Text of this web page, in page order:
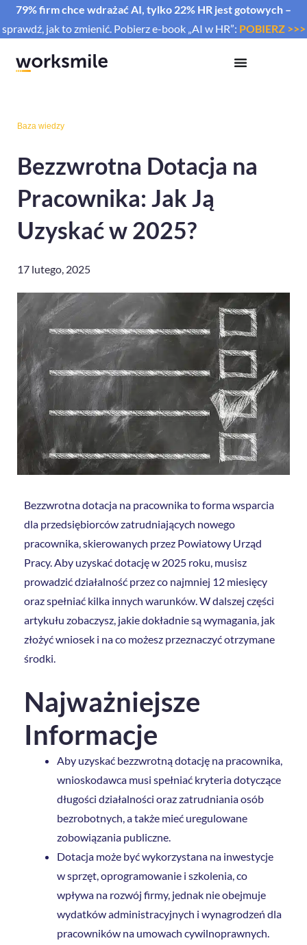
79% firm chce wdrażać AI, tylko 22% HR jest gotowych –
sprawdź, jak to zmienić. Pobierz e-book „AI w HR”: POBIERZ >>>
Baza wiedzy
Bezzwrotna Dotacja na
Pracownika: Jak Ją
Uzyskać w 2025?
17 lutego, 2025
Bezzwrotna dotacja na pracownika to forma wsparcia
dla przedsiębiorców zatrudniających nowego
pracownika, skierowanych przez Powiatowy Urząd
Pracy. Aby uzyskać dotację w 2025 roku, musisz
prowadzić działalność przez co najmniej 12 miesięcy
oraz spełniać kilka innych warunków. W dalszej części
artykułu zobaczysz, jakie dokładnie są wymagania, jak
złożyć wniosek i na co możesz przeznaczyć otrzymane
środki.
Najważniejsze
Informacje
Aby uzyskać bezzwrotną dotację na pracownika,
wnioskodawca musi spełniać kryteria dotyczące
długości działalności oraz zatrudniania osób
bezrobotnych, a także mieć uregulowane
zobowiązania publiczne.
Dotacja może być wykorzystana na inwestycje
w sprzęt, oprogramowanie i szkolenia, co
wpływa na rozwój firmy, jednak nie obejmuje
wydatków administracyjnych i wynagrodzeń dla
pracowników na umowach cywilnoprawnych.